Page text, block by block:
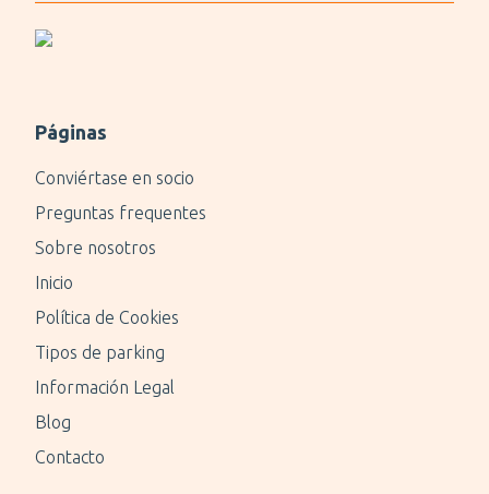
Páginas
Conviértase en socio
Preguntas frequentes
Sobre nosotros
Inicio
Política de Cookies
Tipos de parking
Información Legal
Blog
Contacto